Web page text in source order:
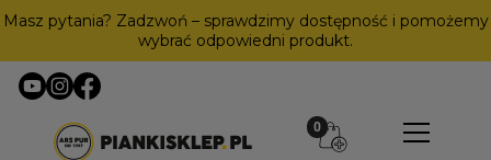
Masz pytania? Zadzwoń – sprawdzimy dostępność i pomożemy
wybrać odpowiedni produkt.